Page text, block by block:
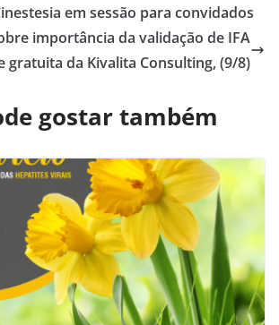
em sessão para convidados
importância da validação de IFA
gratuita da Kivalita Consulting, (9/8)
gostar também